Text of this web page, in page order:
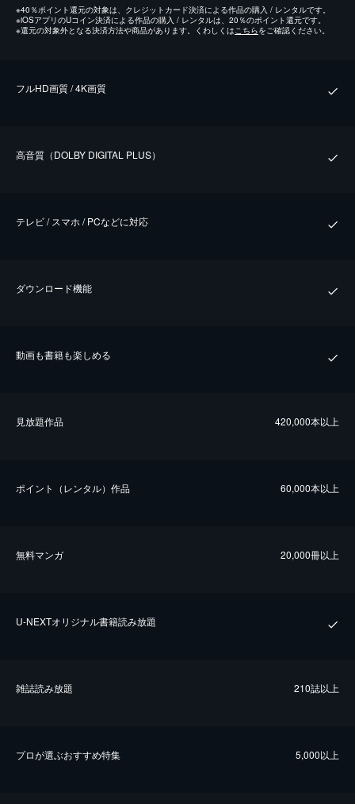
※40％ポイント還元の対象は、クレジットカード決済による作品の購入 / レンタルです。
※iOSアプリのUコイン決済による作品の購入 / レンタルは、20％のポイント還元です。
※還元の対象外となる決済方法や商品があります。くわしくは こちらをご確認ください。
フルHD画質 / 4K画質
⾼⾳質（DOLBY DIGITAL PLUS）
テレビ / スマホ / PCなどに対応
ダウンロード機能
動画も書籍も楽しめる
⾒放題作品 420,000本以上
ポイント（レンタル）作品 60,000本以上
無料マンガ 20,000冊以上
U-NEXTオリジナル書籍読み放題
雑誌読み放題 210誌以上
プロが選ぶおすすめ特集 5,000以上